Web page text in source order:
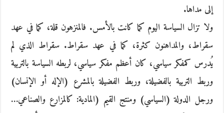
إلى مداها.
ولا تزال السياسة اليوم كما كانت بالأمس. فالمنزهون قلة، كما في عهد
سقراط، والمداهنون كثرة، كما في عهد سقراط. سقراط الذي لم
يُدرس كمفكر سياسي، كان أعظم مفكر سياسي، لربطه السياسة بالتربية
وربط التربية بالفضيلة، وربط الفضيلة بالمشرع (الإله أو الإنسان)
ورجل الدولة (السياسي) ومنتج القيم (المادية: كالمزارع والصناعي…